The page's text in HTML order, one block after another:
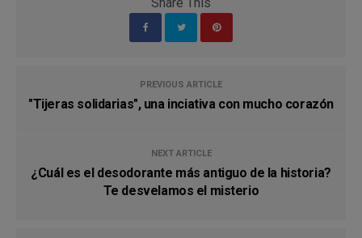
PREVIOUS ARTICLE
"Tijeras solidarias", una inciativa con mucho corazón
NEXT ARTICLE
¿Cuál es el desodorante más antiguo de la historia?
Te desvelamos el misterio